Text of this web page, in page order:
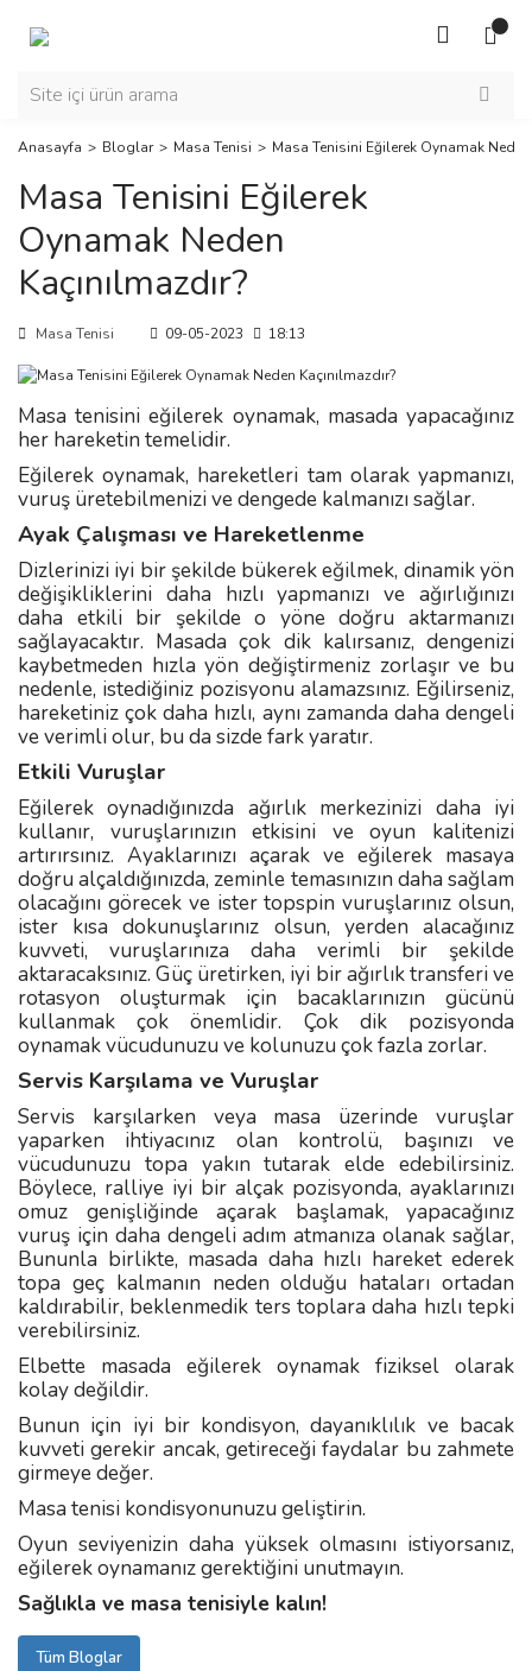
Anasayfa Bloglar Masa Tenisi Masa Tenisini Eğilerek Oynamak Neden
Masa Tenisini Eğilerek
Oynamak Neden
Kaçınılmazdır?
Masa Tenisi 09-05-2023 18:13
Masa tenisini eğilerek oynamak, masada yapacağınız
her hareketin temelidir.
Eğilerek oynamak, hareketleri tam olarak yapmanızı,
vuruş üretebilmenizi ve dengede kalmanızı sağlar.
Ayak Çalışması ve Hareketlenme
Dizlerinizi iyi bir şekilde bükerek eğilmek, dinamik yön
değişikliklerini daha hızlı yapmanızı ve ağırlığınızı
daha etkili bir şekilde o yöne doğru aktarmanızı
sağlayacaktır. Masada çok dik kalırsanız, dengenizi
kaybetmeden hızla yön değiştirmeniz zorlaşır ve bu
nedenle, istediğiniz pozisyonu alamazsınız. Eğilirseniz,
hareketiniz çok daha hızlı, aynı zamanda daha dengeli
ve verimli olur, bu da sizde fark yaratır.
Etkili Vuruşlar
Eğilerek oynadığınızda ağırlık merkezinizi daha iyi
kullanır, vuruşlarınızın etkisini ve oyun kalitenizi
artırırsınız. Ayaklarınızı açarak ve eğilerek masaya
doğru alçaldığınızda, zeminle temasınızın daha sağlam
olacağını görecek ve ister topspin vuruşlarınız olsun,
ister kısa dokunuşlarınız olsun, yerden alacağınız
kuvveti, vuruşlarınıza daha verimli bir şekilde
aktaracaksınız. Güç üretirken, iyi bir ağırlık transferi ve
rotasyon oluşturmak için bacaklarınızın gücünü
kullanmak çok önemlidir. Çok dik pozisyonda
oynamak vücudunuzu ve kolunuzu çok fazla zorlar.
Servis Karşılama ve Vuruşlar
Servis karşılarken veya masa üzerinde vuruşlar
yaparken ihtiyacınız olan kontrolü, başınızı ve
vücudunuzu topa yakın tutarak elde edebilirsiniz.
Böylece, ralliye iyi bir alçak pozisyonda, ayaklarınızı
omuz genişliğinde açarak başlamak, yapacağınız
vuruş için daha dengeli adım atmanıza olanak sağlar,
Bununla birlikte, masada daha hızlı hareket ederek
topa geç kalmanın neden olduğu hataları ortadan
kaldırabilir, beklenmedik ters toplara daha hızlı tepki
verebilirsiniz.
Elbette masada eğilerek oynamak fiziksel olarak
kolay değildir.
Bunun için iyi bir kondisyon, dayanıklılık ve bacak
kuvveti gerekir ancak, getireceği faydalar bu zahmete
girmeye değer.
Masa tenisi kondisyonunuzu geliştirin.
Oyun seviyenizin daha yüksek olmasını istiyorsanız,
eğilerek oynamanız gerektiğini unutmayın.
Sağlıkla ve masa tenisiyle kalın!
Tüm Bloglar